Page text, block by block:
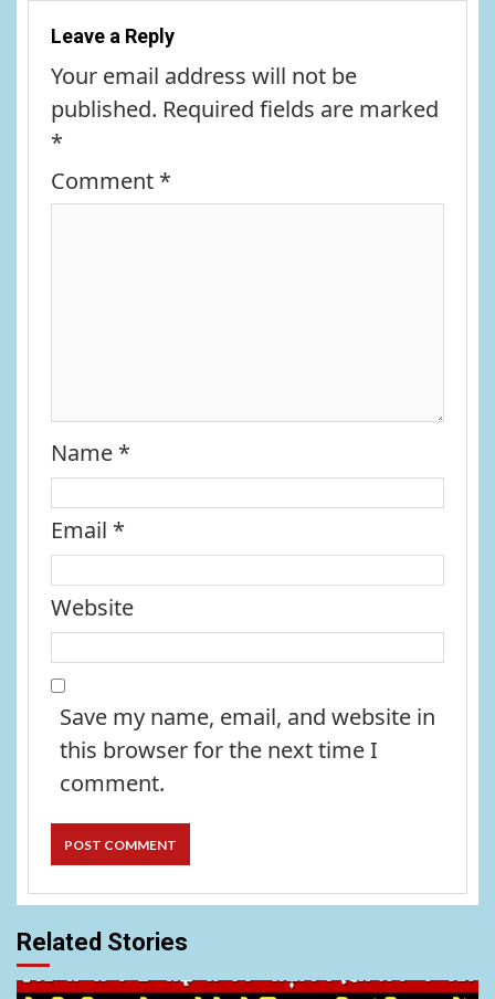
Leave a Reply
Your email address will not be
published. Required fields are marked
*
Comment *
Name *
Email *
Website
Save my name, email, and website in
this browser for the next time I
comment.
Related Stories